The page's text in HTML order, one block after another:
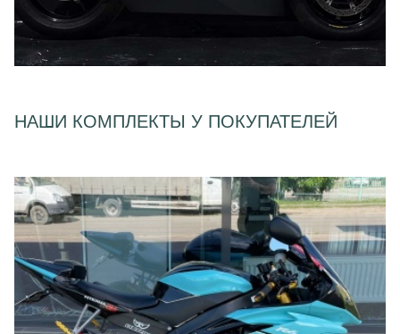
НАШИ КОМПЛЕКТЫ У ПОКУПАТЕЛЕЙ